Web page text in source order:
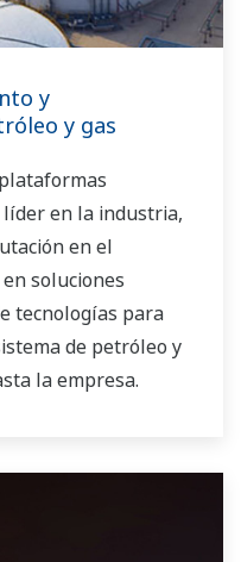
y
y gas
líder en la industria,
en el
soluciones
tecnologías para
de petróleo y
la empresa.
y